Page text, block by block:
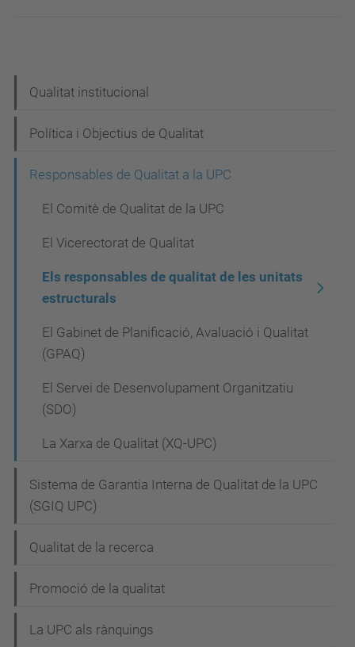
a
v
Qualitat institucional
Política i Objectius de Qualitat
Responsables de Qualitat a la UPC
El Comitè de Qualitat de la UPC
El Vicerectorat de Qualitat
Els responsables de qualitat de les unitats
estructurals
El Gabinet de Planificació, Avaluació i Qualitat
(GPAQ)
El Servei de Desenvolupament Organitzatiu
(SDO)
La Xarxa de Qualitat (XQ-UPC)
Sistema de Garantia Interna de Qualitat de la UPC
(SGIQ UPC)
Qualitat de la recerca
Promoció de la qualitat
La UPC als rànquings